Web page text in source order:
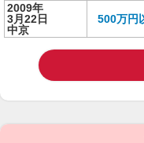
2009年
3月22日
中京
500万円